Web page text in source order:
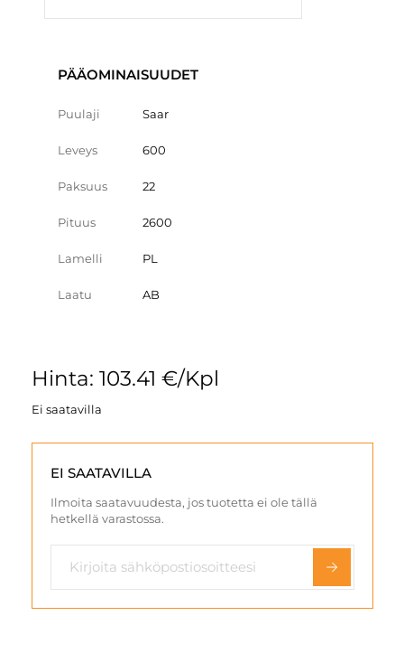
PÄÄOMINAISUUDET
Puulaji Saar
Leveys 600
Paksuus 22
Pituus 2600
Lamelli PL
Laatu AB
Hinta: 103.41 €/Kpl
Ei saatavilla
EI SAATAVILLA
Ilmoita saatavuudesta, jos tuotetta ei ole tällä
hetkellä varastossa.